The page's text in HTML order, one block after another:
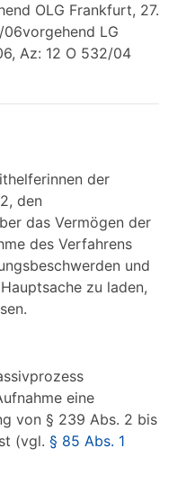
OLG Frankfurt, 27.
LG
Az: 12 O 532/04
der
den
das Vermögen der
des Verfahrens
und
zu laden,
eine
von § 239 Abs. 2 bis
(vgl. § 85 Abs. 1